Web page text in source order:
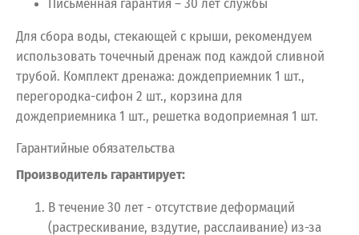
Письменная гарантия – 30 лет службы
Для сбора воды, стекающей с крыши, рекомендуем
использовать точечный дренаж под каждой сливной
трубой. Комплект дренажа: дождеприемник 1 шт.,
перегородка-сифон 2 шт., корзина для
дождеприемника 1 шт., решетка водоприемная 1 шт.
Гарантийные обязательства
Производитель гарантирует:
В течение 30 лет - отсутствие деформаций
(растрескивание, вздутие, расслаивание) из-за